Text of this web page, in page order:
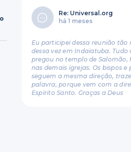
Re: Universal.org
há 1 meses
Eu participei dessa reunião tão
dessa vez em Indaiatuba. Tudo
pregou no templo de Salomão,
nas demais igrejas. Os bispos e
seguem a mesma direção,
palavra, porque vem com a
Espírito Santo. Graças a Deus